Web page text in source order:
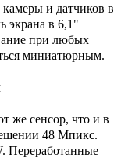
и датчиков в
экрана в 6,1"
при любых
миниатюрным.
же сенсор, что и в
48 Мпикс.
Переработанные